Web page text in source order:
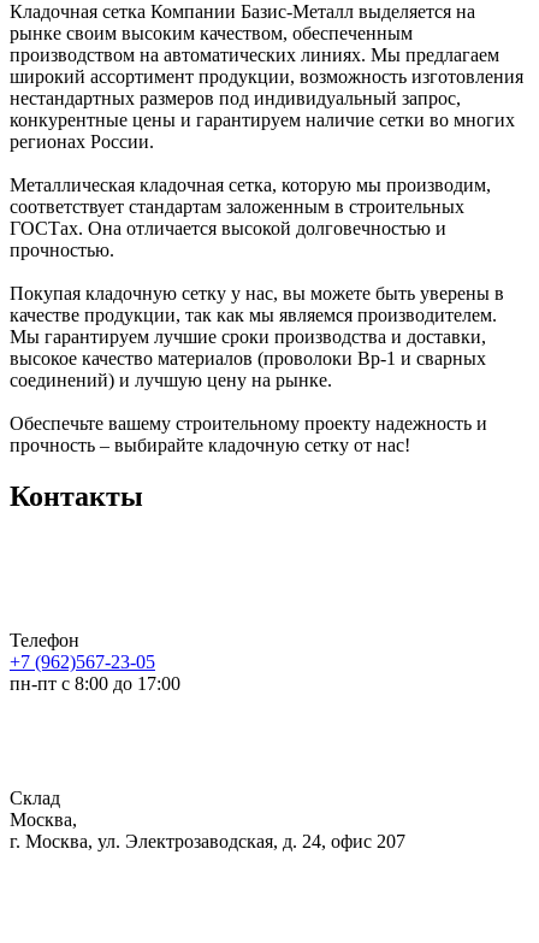
Кладочная сетка Компании Базис-Металл выделяется на
рынке своим высоким качеством, обеспеченным
производством на автоматических линиях. Мы предлагаем
широкий ассортимент продукции, возможность изготовления
нестандартных размеров под индивидуальный запрос,
конкурентные цены и гарантируем наличие сетки во многих
регионах России.
Металлическая кладочная сетка, которую мы производим,
соответствует стандартам заложенным в строительных
ГОСТах. Она отличается высокой долговечностью и
прочностью.
Покупая кладочную сетку у нас, вы можете быть уверены в
качестве продукции, так как мы являемся производителем.
Мы гарантируем лучшие сроки производства и доставки,
высокое качество материалов (проволоки Вр-1 и сварных
соединений) и лучшую цену на рынке.
Обеспечьте вашему строительному проекту надежность и
прочность – выбирайте кладочную сетку от нас!
Контакты
Телефон
+7 (962)567-23-05
пн-пт с 8:00 до 17:00
Склад
Москва,
г. Москва, ул. Электрозаводская, д. 24, офис 207